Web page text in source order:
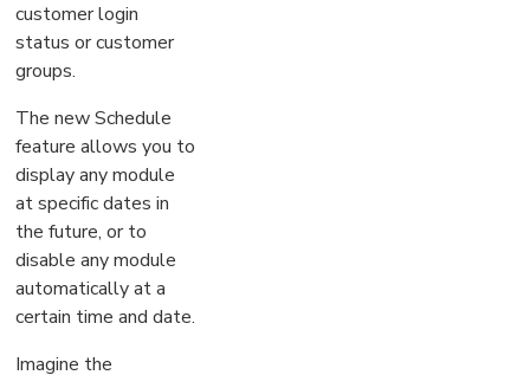
customer login
status or customer
groups.
The new Schedule
feature allows you to
display any module
at specific dates in
the future, or to
disable any module
automatically at a
certain time and date.
Imagine the